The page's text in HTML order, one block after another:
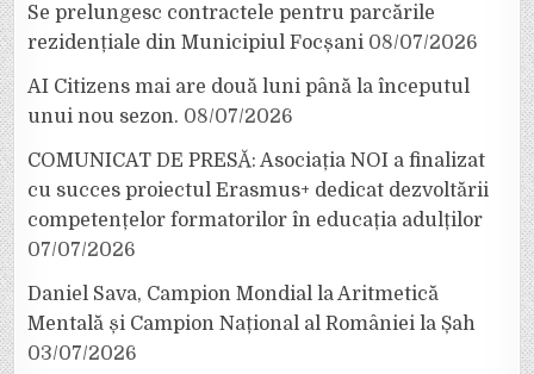
Se prelungesc contractele pentru parcările
rezidențiale din Municipiul Focșani 08/07/2026
AI Citizens mai are două luni până la începutul
unui nou sezon. 08/07/2026
COMUNICAT DE PRESĂ: Asociația NOI a finalizat
cu succes proiectul Erasmus+ dedicat dezvoltării
competențelor formatorilor în educația adulților
07/07/2026
Daniel Sava, Campion Mondial la Aritmetică
Mentală și Campion Național al României la Șah
03/07/2026